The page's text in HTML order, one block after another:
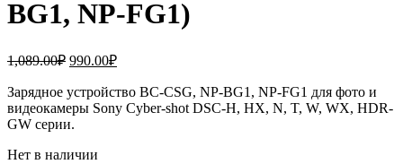
BG1, NP-FG1)
1,089.00₽ Первоначальная
составляла
1,089.00₽.
990.00₽Текущая
990.00₽.
Зарядное устройство BC-CSG, NP-BG1, NP-FG1 для фото и
видеокамеры Sony Cyber-shot DSC-H, HX, N, T, W, WX, HDR-
GW серии.
Нет в наличии